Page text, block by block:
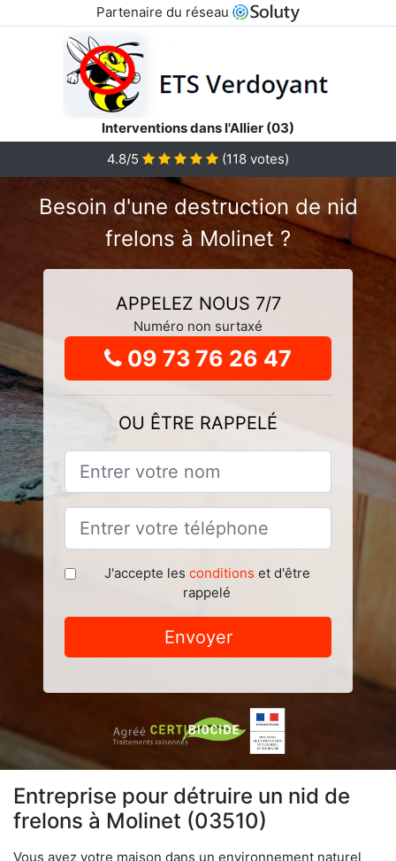
Partenaire du réseau
Interventions dans l'Allier (03)
4.8/5 (118 votes)
Besoin d'une destruction de nid
frelons à Molinet ?
APPELEZ NOUS 7/7
Numéro non surtaxé
09 73 76 26 47
OU ÊTRE RAPPELÉ
J'accepte les conditions et d'être
rappelé
Envoyer
Entreprise pour détruire un nid de
frelons à Molinet (03510)
Vous avez votre maison dans un environnement naturel